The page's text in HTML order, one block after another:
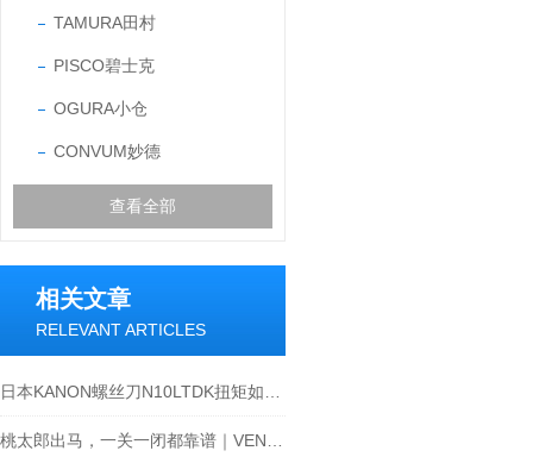
TAMURA田村
PISCO碧士克
OGURA小仓
CONVUM妙德
查看全部
相关文章
RELEVANT ARTICLES